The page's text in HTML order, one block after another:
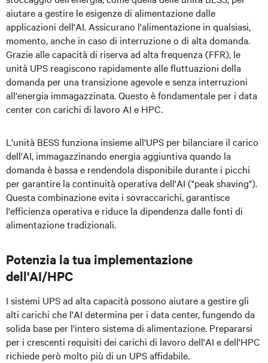
aiutare a gestire le esigenze di alimentazione dalle
applicazioni dell'AI. Assicurano l'alimentazione in qualsiasi,
momento, anche in caso di interruzione o di alta domanda.
Grazie alle capacità di riserva ad alta frequenza (FFR), le
unità UPS reagiscono rapidamente alle fluttuazioni della
domanda per una transizione agevole e senza interruzioni
all'energia immagazzinata. Questo è fondamentale per i data
center con carichi di lavoro AI e HPC.
L'unità BESS funziona insieme all'UPS per bilanciare il carico
dell'AI, immagazzinando energia aggiuntiva quando la
domanda è bassa e rendendola disponibile durante i picchi
per garantire la continuità operativa dell'AI ("peak shaving").
Questa combinazione evita i sovraccarichi, garantisce
l'efficienza operativa e riduce la dipendenza dalle fonti di
alimentazione tradizionali.
Potenzia la tua implementazione
dell'AI/HPC
I sistemi UPS ad alta capacità possono aiutare a gestire gli
alti carichi che l'AI determina per i data center, fungendo da
solida base per l'intero sistema di alimentazione. Prepararsi
per i crescenti requisiti dei carichi di lavoro dell'AI e dell'HPC
richiede però molto più di un UPS affidabile.